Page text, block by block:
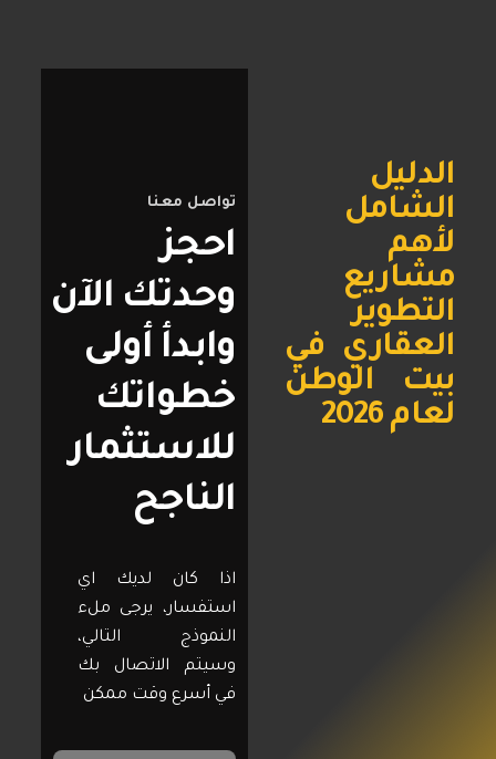
الدليل
الشامل
لأهم
مشاريع
التطوير
العقاري في
بيت الوطن
لعام 2026
تواصل معنا
احجز
وحدتك الآن
وابدأ أولى
خطواتك
للاستثمار
الناجح
اذا كان لديك اي
استفسار، يرجى ملء
النموذج التالي،
وسيتم الاتصال بك
في أسرع وقت ممكن